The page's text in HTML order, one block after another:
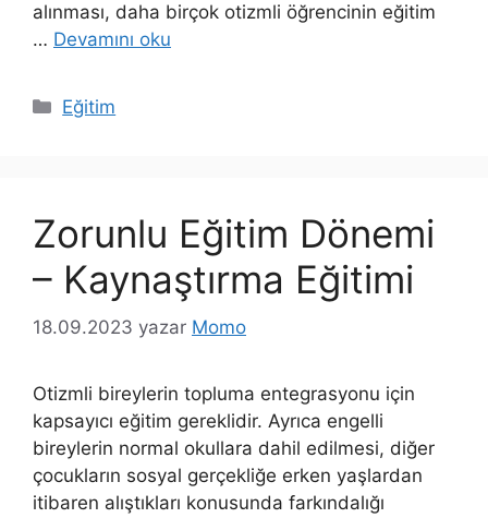
alınması, daha birçok otizmli öğrencinin eğitim
… Devamını oku
Kategoriler
Eğitim
Zorunlu Eğitim Dönemi
– Kaynaştırma Eğitimi
18.09.2023 yazar Momo
Otizmli bireylerin topluma entegrasyonu için
kapsayıcı eğitim gereklidir. Ayrıca engelli
bireylerin normal okullara dahil edilmesi, diğer
çocukların sosyal gerçekliğe erken yaşlardan
itibaren alıştıkları konusunda farkındalığı